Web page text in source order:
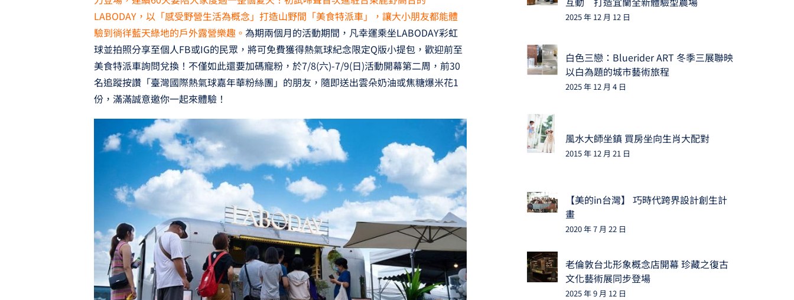
LABODAY，以「感受野營生活為概念」打造山野間「美食特派車」，讓大小朋友都能體
驗到徜徉藍天綠地的戶外露營樂趣。 為期兩個月的活動期間，凡幸運乘坐LABODAY彩虹
球並拍照分享至個人FB或IG的民眾，將可免費獲得熱氣球紀念限定Q版小提包，歡迎前至
美食特派車詢問兌換！不僅如此還要加碼寵粉，於7/8(六)-7/9(日)活動開幕第二周，前30
名追蹤按讚「臺灣國際熱氣球嘉年華粉絲團」的朋友，隨即送出雲朵奶油或焦糖爆米花1
份，滿滿誠意邀你一起來體驗！
2025 年 12 月 12 日
白色三戀：Bluerider ART 冬季三展聯映
以白為題的城市藝術旅程
2025 年 12 月 4 日
風水大師坐鎮 買房坐向生肖大配對
2015 年 12 月 21 日
【美的in台灣】 巧時代跨界設計創生計
畫
2020 年 7 月 22 日
老倫敦台北形象概念店開幕 珍藏之復古
文化藝術展同步登場
2025 年 9 月 12 日